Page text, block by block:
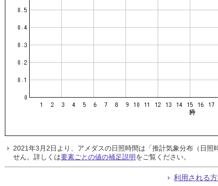
2021年3月2日より、アメダスの日照時間は「推計気象分布（日
せん。詳しくは要素ごとの値の補足説明をご覧ください。
利用される